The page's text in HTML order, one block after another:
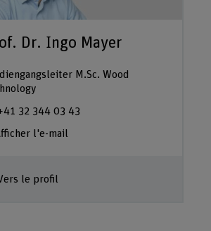
Dr. Ingo Mayer
M.Sc. Wood
32 344 03 43
l'e-mail
le profil